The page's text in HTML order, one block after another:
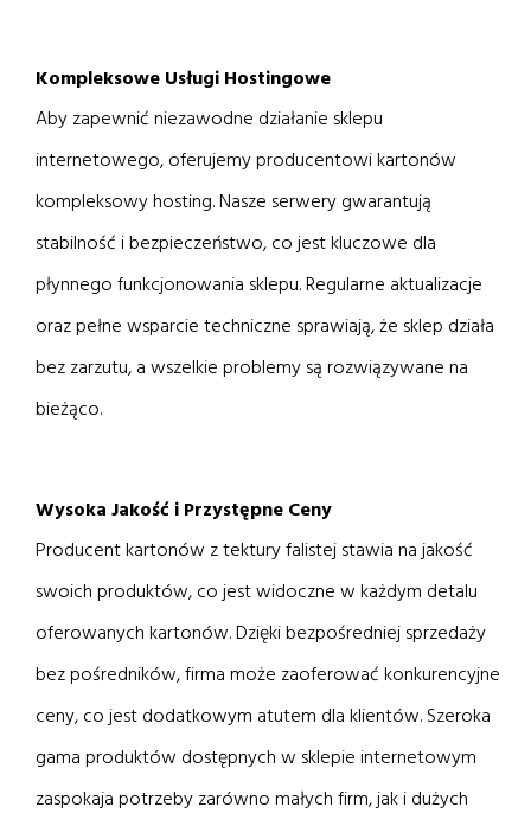
Kompleksowe Usługi Hostingowe
Aby zapewnić niezawodne działanie sklepu
internetowego, oferujemy producentowi kartonów
kompleksowy hosting. Nasze serwery gwarantują
stabilność i bezpieczeństwo, co jest kluczowe dla
płynnego funkcjonowania sklepu. Regularne aktualizacje
oraz pełne wsparcie techniczne sprawiają, że sklep działa
bez zarzutu, a wszelkie problemy są rozwiązywane na
bieżąco.
Wysoka Jakość i Przystępne Ceny
Producent kartonów z tektury falistej stawia na jakość
swoich produktów, co jest widoczne w każdym detalu
oferowanych kartonów. Dzięki bezpośredniej sprzedaży
bez pośredników, firma może zaoferować konkurencyjne
ceny, co jest dodatkowym atutem dla klientów. Szeroka
gama produktów dostępnych w sklepie internetowym
zaspokaja potrzeby zarówno małych firm, jak i dużych